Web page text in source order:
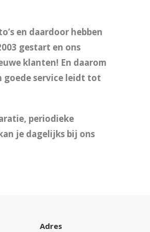
en daardoor hebben
gestart en ons
klanten! En daarom
goede service leidt tot
periodieke
je dagelijks bij ons
Adres